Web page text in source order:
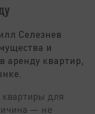
Селезнев
и
аренду квартир,
для
— не